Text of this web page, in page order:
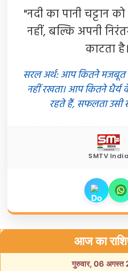
"नदी का पानी चट्टान
नहीं, बल्कि अपनी
काटता
सरल अर्थ: आप कितने मजबूत
नहीं रखता। आप कितने
रहते हैं, सफलता उसी
SMTV India
आज का
गुरुवार, 06 अगस्त